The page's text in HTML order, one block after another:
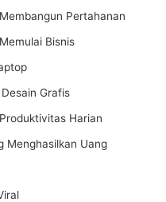
Pertahanan
Bisnis
Grafis
Harian
Menghasilkan Uang